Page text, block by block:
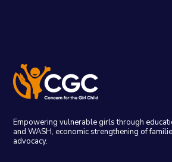
Empowering vulnerable girls through
and WASH, economic strengthening of
advocacy.